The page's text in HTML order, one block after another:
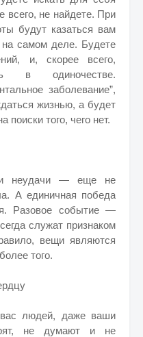
всего, не найдете. При
будут казаться вам
на самом деле. Будете
и, скорее всего,
в одиночестве.
заболевание”,
жизнью, а будет
поиски того, чего нет.
неудачи — еще не
А единичная победа
Разовое событие —
служат признаком
вещи являются
того.
людей, даже ваши
не думают и не